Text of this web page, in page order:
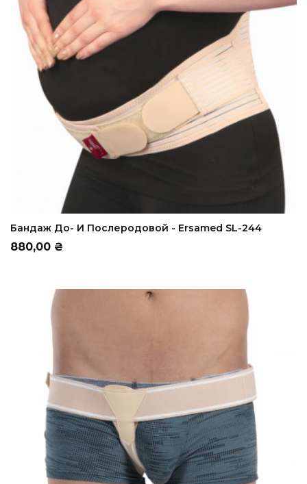
ADD TO CART
Бандаж До- И Послеродовой - Ersamed SL-244
Цена
880,00 ₴